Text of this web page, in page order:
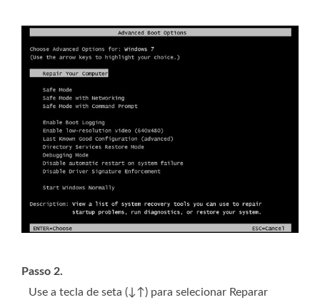
Passo 2.
Use a tecla de seta (↓↑) para selecionar Reparar